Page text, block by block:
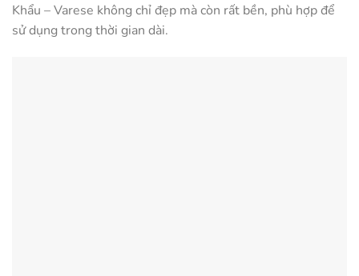
Khẩu – Varese không chỉ đẹp mà còn rất bền, phù hợp để
sử dụng trong thời gian dài.